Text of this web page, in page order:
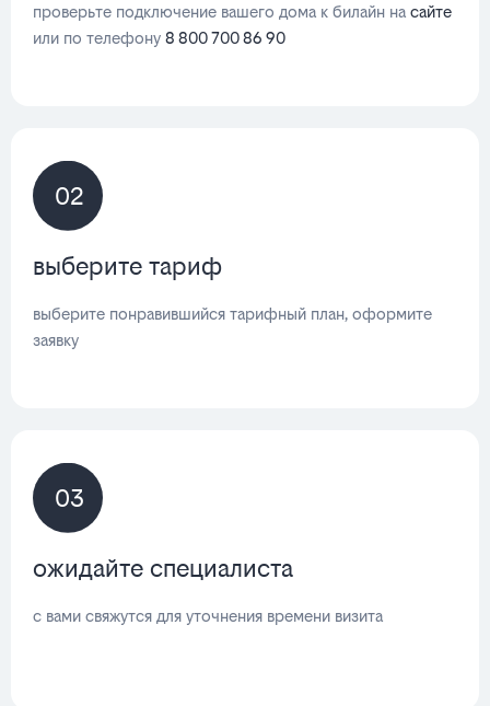
проверьте подключение вашего дома к билайн на сайте
или по телефону 8 800 700 86 90
02
выберите тариф
выберите понравившийся тарифный план, оформите
заявку
03
ожидайте специалиста
с вами свяжутся для уточнения времени визита